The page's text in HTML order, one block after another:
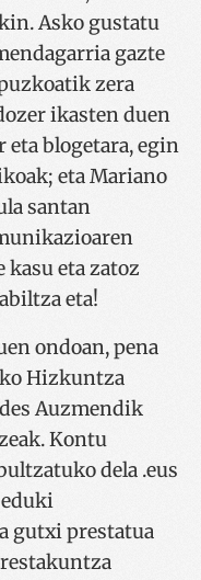
Asko gustatu
gazte
zera
ikasten duen
blogetara, egin
eta Mariano
santan
kasu eta zatoz
eta!
ondoan, pena
Hizkuntza
Auzmendik
Kontu
dela .eus
gutxi prestatua